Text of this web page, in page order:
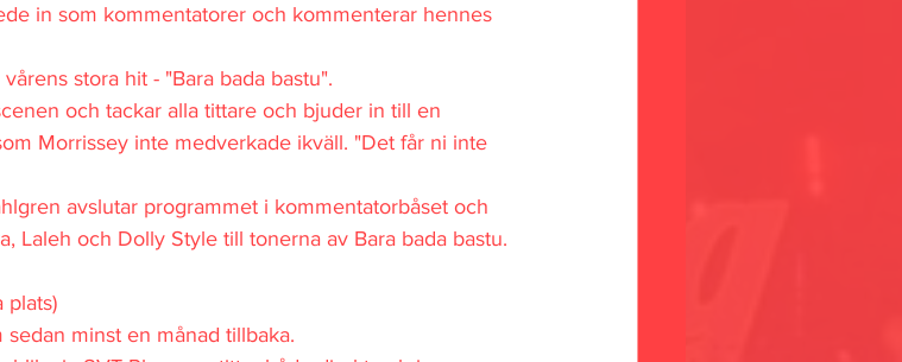
in som kommentatorer och kommenterar hennes
stora hit - "Bara bada bastu".
och tackar alla tittare och bjuder in till en
Morrissey inte medverkade ikväll. "Det får ni inte
avslutar programmet i kommentatorbåset och
Laleh och Dolly Style till tonerna av Bara bada bastu.
plats)
minst en månad tillbaka.